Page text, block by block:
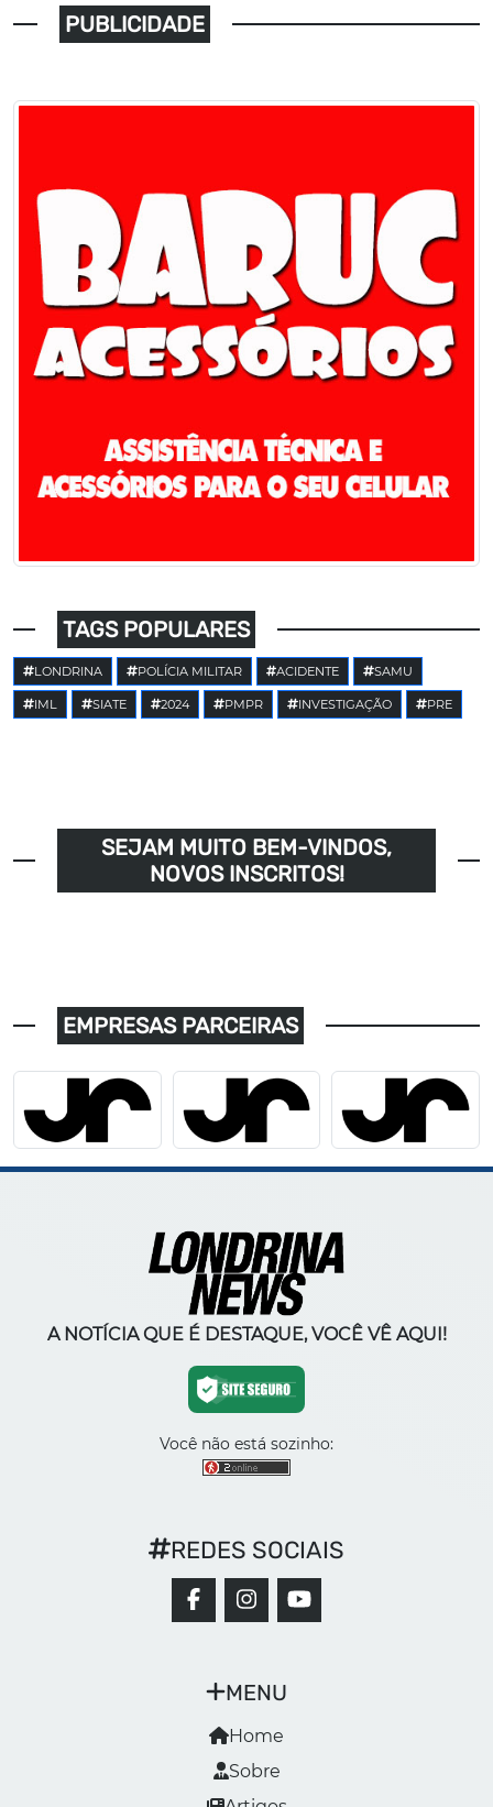
PUBLICIDADE
TAGS POPULARES
LONDRINA POLÍCIA MILITAR ACIDENTE SAMU
IML SIATE 2024 PMPR INVESTIGAÇÃO PRE
SEJAM MUITO BEM-VINDOS,
NOVOS INSCRITOS!
EMPRESAS PARCEIRAS
A NOTÍCIA QUE É DESTAQUE, VOCÊ VÊ AQUI!
Você não está sozinho:
MENU
Home
Sobre
REDES SOCIAIS